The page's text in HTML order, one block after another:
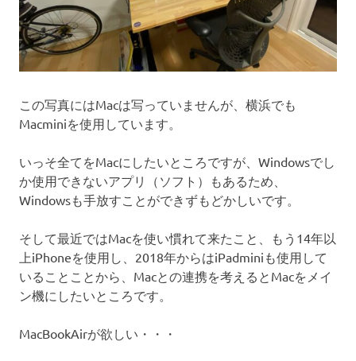
この写真にはMacは写っていませんが、横浜でも
Macminiを使用しています。
いっそ全てをMacにしたいところですが、Windowsでし
か使用できないアプリ（ソフト）もあるため、
Windowsも手放すことができずもどかしいです。
そして最近ではMacを使い慣れて来たこと、もう14年以
上iPhoneを使用し、2018年からはiPadminiも使用して
いることことから、Macとの連携を考えるとMacをメイ
ン機にしたいところです。
MacBookAirが欲しい・・・